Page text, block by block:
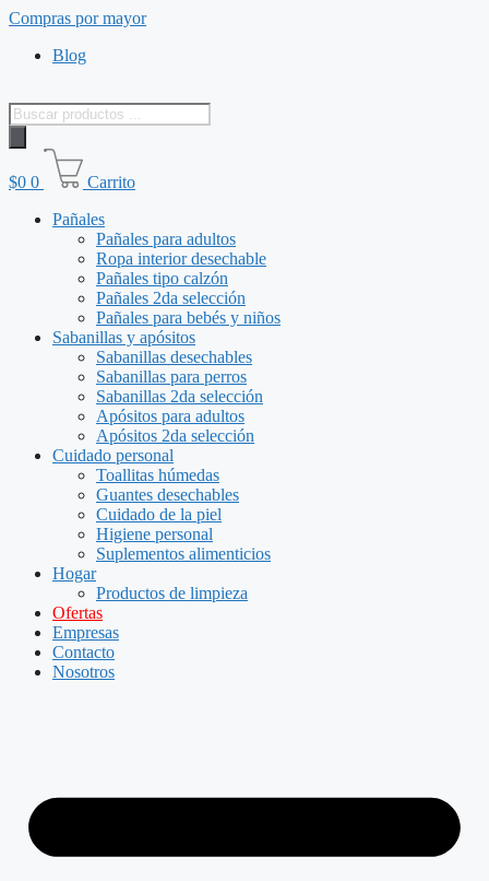
Saltar
contenido
Compras por mayor
Blog
Búsqueda
de
productos
$0 0
Carrito
Pañales
Pañales para adultos
Ropa interior desechable
Pañales tipo calzón
Pañales 2da selección
Pañales para bebés y niños
Sabanillas y apósitos
Sabanillas desechables
Sabanillas para perros
Sabanillas 2da selección
Apósitos para adultos
Apósitos 2da selección
Cuidado personal
Toallitas húmedas
Guantes desechables
Cuidado de la piel
Higiene personal
Suplementos alimenticios
Hogar
Productos de limpieza
Ofertas
Empresas
Contacto
Nosotros